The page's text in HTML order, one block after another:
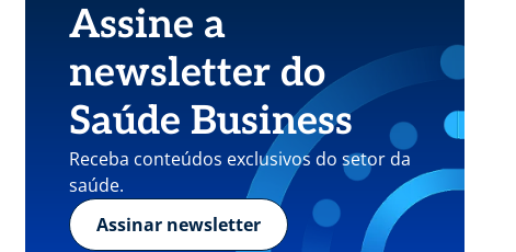
Assine a
newsletter do
Saúde Business
Receba conteúdos exclusivos do setor da
saúde.
Assinar newsletter